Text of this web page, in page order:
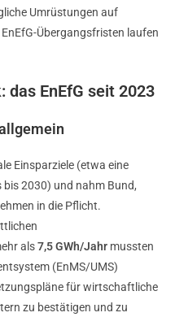
Umrüstungen auf
Übergangsfristen laufen
das EnEfG seit 2023
Einsparziele (etwa eine
bis 2030) und nahm Bund,
in die Pflicht.
als7,5 GWh/Jahr mussten
(EnMS/UMS)
für wirtschaftliche
zu bestätigen und zu